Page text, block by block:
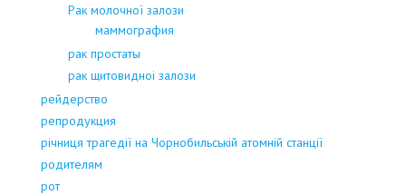
Рак молочної залози
маммография
рак простаты
рак щитовидноі залози
рейдерство
репродукция
річниця трагедії на Чорнобильській атомній станції
родителям
рот